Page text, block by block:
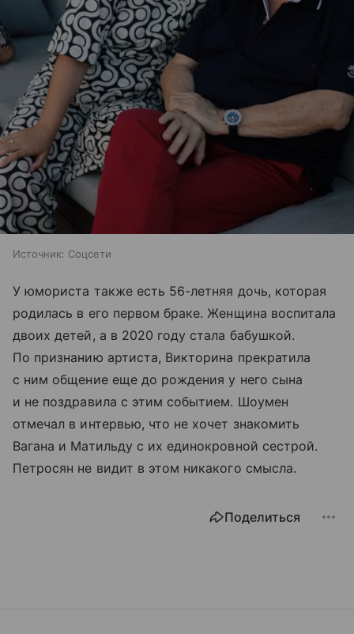
Источник: Соцсети
У юмориста также есть 56-летняя дочь, которая
родилась в его первом браке. Женщина воспитала
двоих детей, а в 2020 году стала бабушкой.
По признанию артиста, Викторина прекратила
с ним общение еще до рождения у него сына
и не поздравила с этим событием. Шоумен
отмечал в интервью, что не хочет знакомить
Вагана и Матильду с их единокровной сестрой.
Петросян не видит в этом никакого смысла.
Поделиться